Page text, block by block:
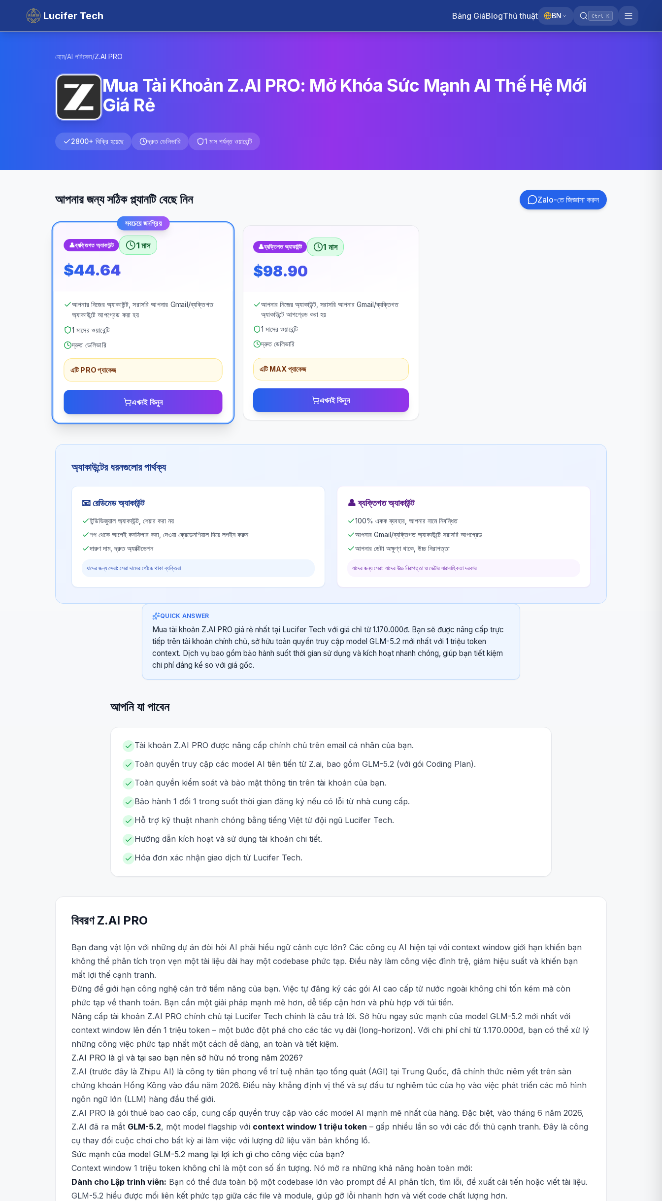
Lucifer Tech Bảng GiáBlogThủ thuật BN Ctrl K
হোম/AI পরিষেবা/Z.AI PRO
Mua Tài Khoản Z.AI PRO: Mở Khóa Sức Mạnh AI Thế Hệ Mới
Giá Rẻ
2800+ বিক্রি হয়েছে দ্রুত ডেলিভারি 1 মাস পর্যন্ত ওয়ারেন্টি
আপনার জন্য সঠিক প্ল্যানটি বেছে নিন Zalo-তে জিজ্ঞাসা করুন
সবচেয়ে জনপ্রিয়
👤ব্যক্তিগত অ্যাকাউন্ট 1 মাস
$44.64
আপনার নিজের অ্যাকাউন্ট, সরাসরি আপনার Gmail/ব্যক্তিগত
অ্যাকাউন্টে আপগ্রেড করা হয়
1 মাসের ওয়ারেন্টি
দ্রুত ডেলিভারি
এটি PRO প্যাকেজ
এখনই কিনুন
👤ব্যক্তিগত অ্যাকাউন্ট 1 মাস
$98.90
আপনার নিজের অ্যাকাউন্ট, সরাসরি আপনার Gmail/ব্যক্তিগত
অ্যাকাউন্টে আপগ্রেড করা হয়
1 মাসের ওয়ারেন্টি
দ্রুত ডেলিভারি
এটি MAX প্যাকেজ
এখনই কিনুন
অ্যাকাউন্টের ধরনগুলোর পার্থক্য
📧রেডিমেড অ্যাকাউন্ট
ইন্ডিভিজুয়াল অ্যাকাউন্ট, শেয়ার করা নয়
শপ থেকে আগেই কনফিগার করা, দেওয়া ক্রেডেনশিয়াল দিয়ে লগইন করুন
দারুণ দাম, দ্রুত অ্যাক্টিভেশন
যাদের জন্য সেরা: সেরা দামের খোঁজে থাকা ব্যক্তিরা
👤ব্যক্তিগত অ্যাকাউন্ট
100% একক ব্যবহার, আপনার নামে নিবন্ধিত
আপনার Gmail/ব্যক্তিগত অ্যাকাউন্টে সরাসরি আপগ্রেড
আপনার ডেটা অক্ষুণ্ণ থাকে, উচ্চ নিরাপত্তা
যাদের জন্য সেরা: যাদের উচ্চ নিরাপত্তা ও ডেটার ধারাবাহিকতা দরকার
QUICK ANSWER
Mua tài khoản Z.AI PRO giá rẻ nhất tại Lucifer Tech với giá chỉ từ 1.170.000đ. Bạn sẽ được nâng cấp trực
tiếp trên tài khoản chính chủ, sở hữu toàn quyền truy cập model GLM-5.2 mới nhất với 1 triệu token
context. Dịch vụ bao gồm bảo hành suốt thời gian sử dụng và kích hoạt nhanh chóng, giúp bạn tiết kiệm
chi phí đáng kể so với giá gốc.
আপনি যা পাবেন
Tài khoản Z.AI PRO được nâng cấp chính chủ trên email cá nhân của bạn.
Toàn quyền truy cập các model AI tiên tiến từ Z.ai, bao gồm GLM-5.2 (với gói Coding Plan).
Toàn quyền kiểm soát và bảo mật thông tin trên tài khoản của bạn.
Bảo hành 1 đổi 1 trong suốt thời gian đăng ký nếu có lỗi từ nhà cung cấp.
Hỗ trợ kỹ thuật nhanh chóng bằng tiếng Việt từ đội ngũ Lucifer Tech.
Hướng dẫn kích hoạt và sử dụng tài khoản chi tiết.
Hóa đơn xác nhận giao dịch từ Lucifer Tech.
বিবরণ Z.AI PRO
Bạn đang vật lộn với những dự án đòi hỏi AI phải hiểu ngữ cảnh cực lớn? Các công cụ AI hiện tại với context window giới hạn khiến bạn
không thể phân tích trọn vẹn một tài liệu dài hay một codebase phức tạp. Điều này làm công việc đình trệ, giảm hiệu suất và khiến bạn
mất lợi thế cạnh tranh.
Đừng để giới hạn công nghệ cản trở tiềm năng của bạn. Việc tự đăng ký các gói AI cao cấp từ nước ngoài không chỉ tốn kém mà còn
phức tạp về thanh toán. Bạn cần một giải pháp mạnh mẽ hơn, dễ tiếp cận hơn và phù hợp với túi tiền.
Nâng cấp tài khoản Z.AI PRO chính chủ tại Lucifer Tech chính là câu trả lời. Sở hữu ngay sức mạnh của model GLM-5.2 mới nhất với
context window lên đến 1 triệu token – một bước đột phá cho các tác vụ dài (long-horizon). Với chi phí chỉ từ 1.170.000đ, bạn có thể xử lý
những công việc phức tạp nhất một cách dễ dàng, an toàn và tiết kiệm.
Z.AI PRO là gì và tại sao bạn nên sở hữu nó trong năm 2026?
Z.AI (trước đây là Zhipu AI) là công ty tiên phong về trí tuệ nhân tạo tổng quát (AGI) tại Trung Quốc, đã chính thức niêm yết trên sàn
chứng khoán Hồng Kông vào đầu năm 2026. Điều này khẳng định vị thế và sự đầu tư nghiêm túc của họ vào việc phát triển các mô hình
ngôn ngữ lớn (LLM) hàng đầu thế giới.
Z.AI PRO là gói thuê bao cao cấp, cung cấp quyền truy cập vào các model AI mạnh mẽ nhất của hãng. Đặc biệt, vào tháng 6 năm 2026,
Z.AI đã ra mắt GLM-5.2, một model flagship với context window 1 triệu token – gấp nhiều lần so với các đối thủ cạnh tranh. Đây là công
cụ thay đổi cuộc chơi cho bất kỳ ai làm việc với lượng dữ liệu văn bản khổng lồ.
Sức mạnh của model GLM-5.2 mang lại lợi ích gì cho công việc của bạn?
Context window 1 triệu token không chỉ là một con số ấn tượng. Nó mở ra những khả năng hoàn toàn mới:
Dành cho Lập trình viên: Bạn có thể đưa toàn bộ một codebase lớn vào prompt để AI phân tích, tìm lỗi, đề xuất cải tiến hoặc viết tài liệu.
GLM-5.2 hiểu được mối liên kết phức tạp giữa các file và module, giúp gỡ lỗi nhanh hơn và viết code chất lượng hơn.